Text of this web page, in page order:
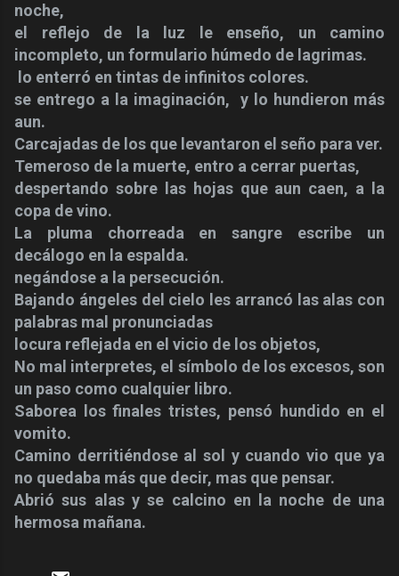
noche,
el reflejo de la luz le enseño, un camino
incompleto, un formulario húmedo de lagrimas.
lo enterró en tintas de infinitos colores.
se entrego a la imaginación,
y lo hundieron más
aun.
Carcajadas de los que levantaron el seño para ver.
Temeroso de la muerte, entro a cerrar puertas,
despertando sobre las hojas que aun caen, a la
copa de vino.
La pluma chorreada en sangre escribe un
decálogo en la espalda.
negándose a la persecución.
Bajando ángeles del cielo les arrancó las alas con
palabras mal pronunciadas
locura reflejada en el vicio de los objetos,
No mal interpretes, el símbolo de los excesos, son
un paso como cualquier libro.
Saborea los finales tristes, pensó hundido en el
vomito.
Camino derritiéndose al sol y cuando vio que ya
no quedaba más que decir, mas que pensar.
Abrió sus alas y se calcino en la noche de una
hermosa mañana.